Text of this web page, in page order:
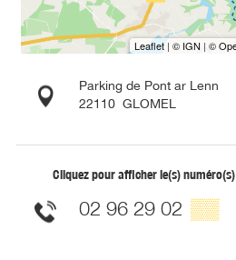
Parking de Pont ar Lenn
22110 GLOMEL
Cliquez pour afficher le(s) numéro(s)
02 96 29 02 ▒▒